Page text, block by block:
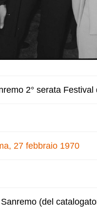
2° serata Festival
27 febbraio 1970
(del